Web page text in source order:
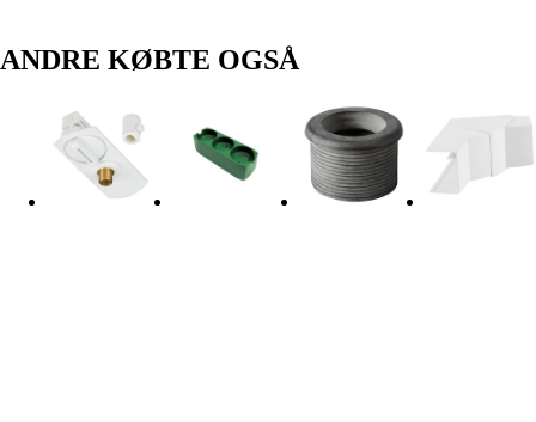
ANDRE KØBTE OGSÅ